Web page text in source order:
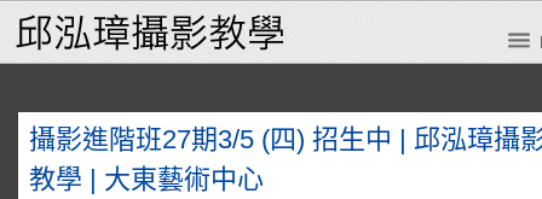
攝影進階班27期3/5 (四) 招生中 | 邱泓璋攝
教學 | 大東藝術中心